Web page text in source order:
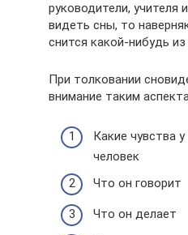
руководители, учителя
видеть сны, то
снится какой-нибудь
При толковании
внимание таким
Какие чувства
человек
Что он говорит
Что он делает